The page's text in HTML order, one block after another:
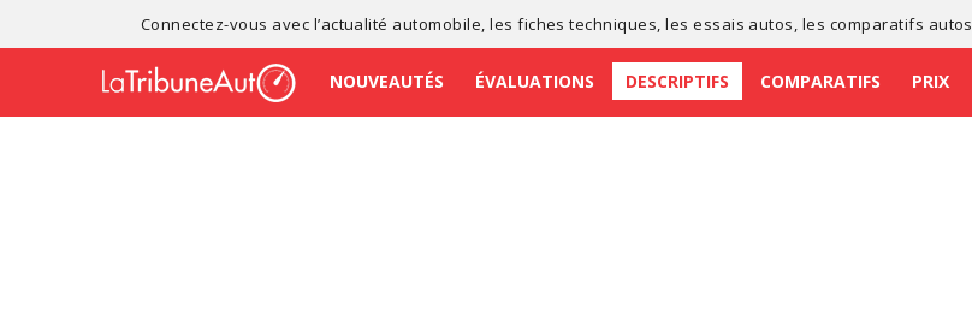
Connectez-vous avec l’actualité automobile , lesfiches techniques , lesessais autos , les comparatifs autos
NOUVEAUTÉS ÉVALUATIONS DESCRIPTIFS COMPARATIFS PRIX